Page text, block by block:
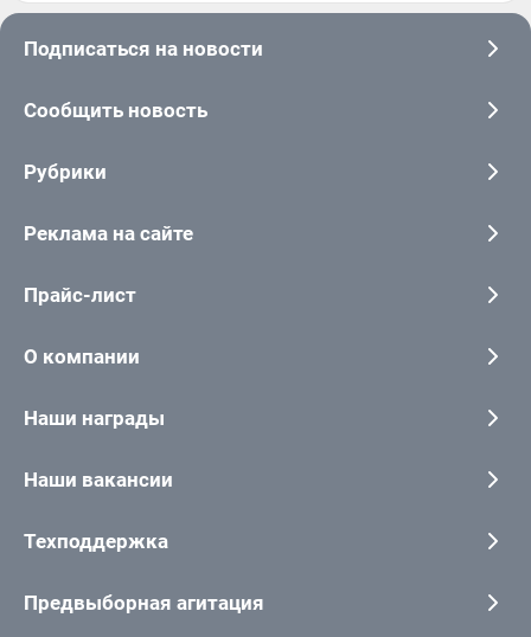
Подписаться на новости
Сообщить новость
Рубрики
Реклама на сайте
Прайс-лист
О компании
Наши награды
Наши вакансии
Техподдержка
Предвыборная агитация